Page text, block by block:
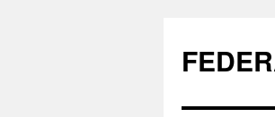
conteúdo